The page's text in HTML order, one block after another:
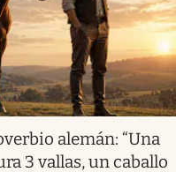
alemán: “Una
3 vallas, un caballo